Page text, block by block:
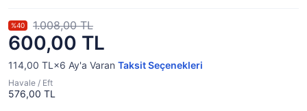
600,00 TL
%40 1.008,00 TL
114,00 TL×6 Ay'a Varan Taksit Seçenekleri
Havale / Eft
576,00 TL